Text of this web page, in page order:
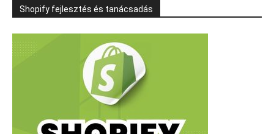
Shopify fejlesztés és tanácsadás